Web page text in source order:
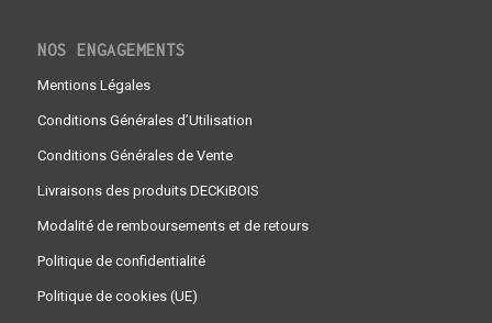
NOS ENGAGEMENTS
Mentions Légales
Conditions Générales d’Utilisation
Conditions Générales de Vente
Livraisons des produits DECKiBOIS
Modalité de remboursements et de retours
Politique de confidentialité
Politique de cookies (UE)